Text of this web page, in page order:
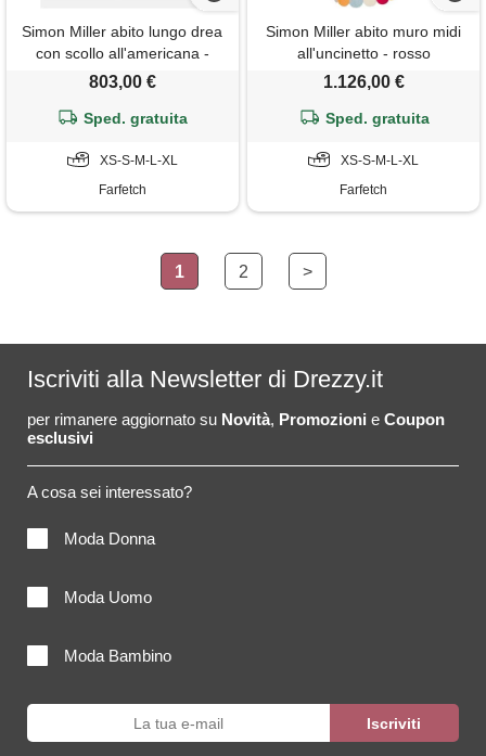
Simon Miller abito lungo drea
con scollo all'americana -
giallo
803,00 €
Sped. gratuita
XS-S-M-L-XL
Farfetch
Simon Miller abito muro midi
all'uncinetto - rosso
1.126,00 €
Sped. gratuita
XS-S-M-L-XL
Farfetch
1 2 >
Iscriviti alla Newsletter di Drezzy.it
per rimanere aggiornato su Novità, Promozioni e Coupon
esclusivi
A cosa sei interessato?
Moda Donna
Moda Uomo
Moda Bambino